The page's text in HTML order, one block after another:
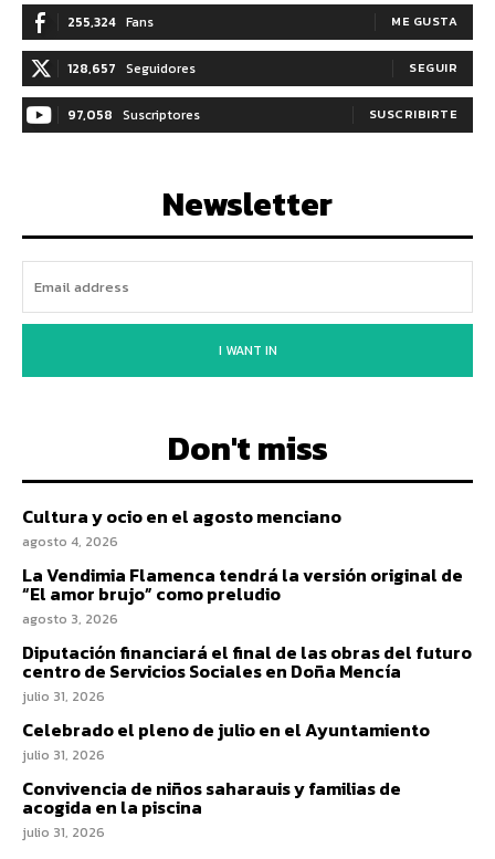
255,324 Fans ME GUSTA
128,657 Seguidores SEGUIR
97,058 Suscriptores SUSCRIBIRTE
Newsletter
I WANT IN
Don't miss
Cultura y ocio en el agosto menciano
agosto 4, 2026
La Vendimia Flamenca tendrá la versión original de
“El amor brujo” como preludio
agosto 3, 2026
Diputación financiará el final de las obras del futuro
centro de Servicios Sociales en Doña Mencía
julio 31, 2026
Celebrado el pleno de julio en el Ayuntamiento
julio 31, 2026
Convivencia de niños saharauis y familias de
acogida en la piscina
julio 31, 2026